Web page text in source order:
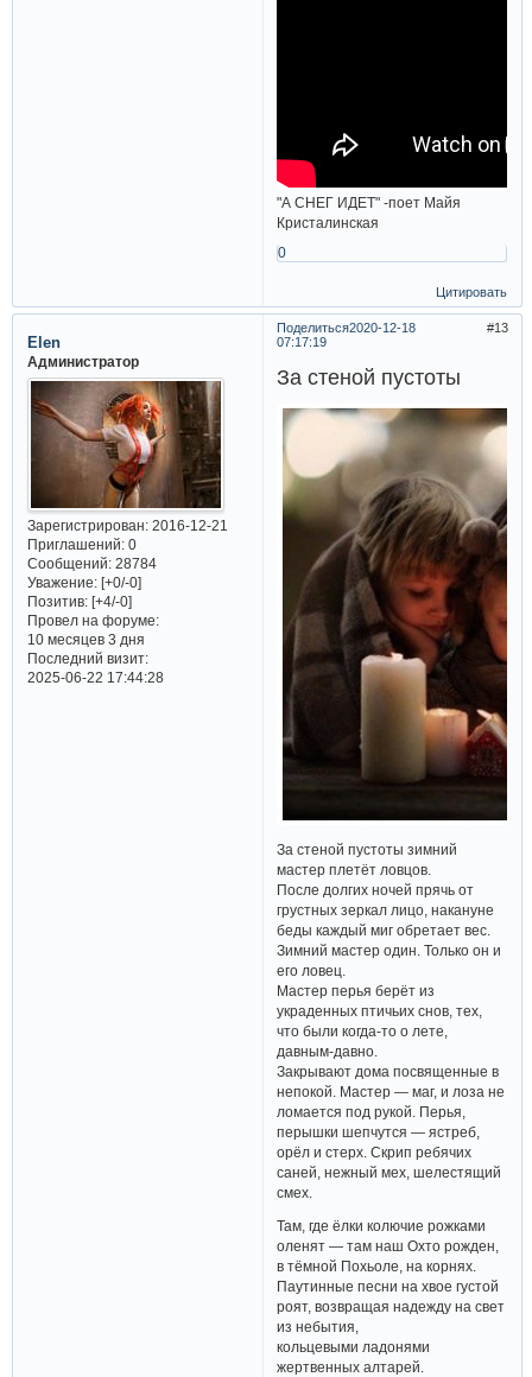
"А СНЕГ ИДЕТ" -поет Майя
Кристалинская
0
Цитировать
Поделиться 13
2020-12-18
07:17:19
Elen
Администратор
Зарегистрирован: 2016-12-21
Приглашений:0
Сообщений:28784
Уважение: [+0/-0]
Позитив: [+4/-0]
Провел на форуме:
10 месяцев 3 дня
Последний визит:
2025-06-22 17:44:28
За стеной пустоты
За стеной пустоты зимний
мастер плетёт ловцов.
После долгих ночей прячь от
грустных зеркал лицо, накануне
беды каждый миг обретает вес.
Зимний мастер один. Только он и
его ловец.
Мастер перья берёт из
украденных птичьих снов, тех,
что были когда-то о лете,
давным-давно.
Закрывают дома посвященные в
непокой. Мастер — маг, и лоза не
ломается под рукой. Перья,
перышки шепчутся — ястреб,
орёл и стерх. Скрип ребячих
саней, нежный мех, шелестящий
смех.
Там, где ёлки колючие рожками
оленят — там наш Охто рожден,
в тёмной Похьоле, на корнях.
Паутинные песни на хвое густой
роят, возвращая надежду на свет
из небытия,
кольцевыми ладонями
жертвенных алтарей.